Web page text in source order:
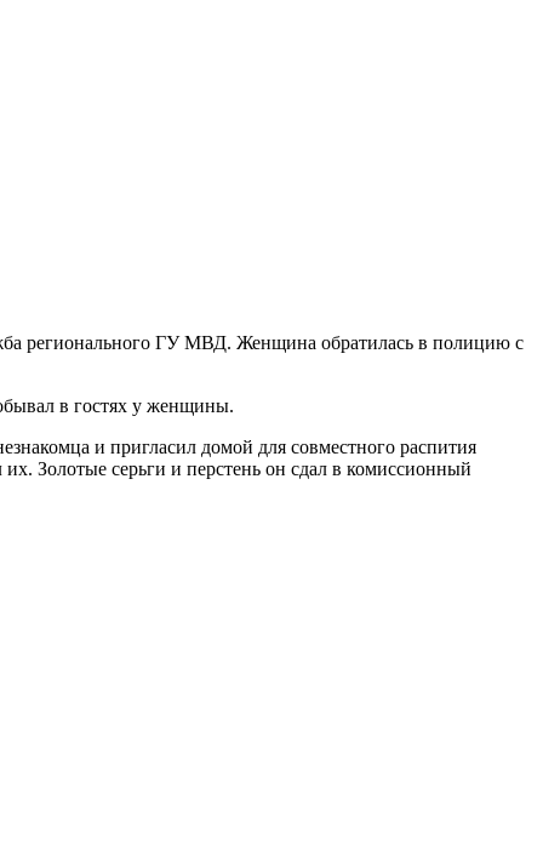
регионального ГУ МВД. Женщина обратилась в полицию с
в гостях у женщины.
и пригласил домой для совместного распития
Золотые серьги и перстень он сдал в комиссионный